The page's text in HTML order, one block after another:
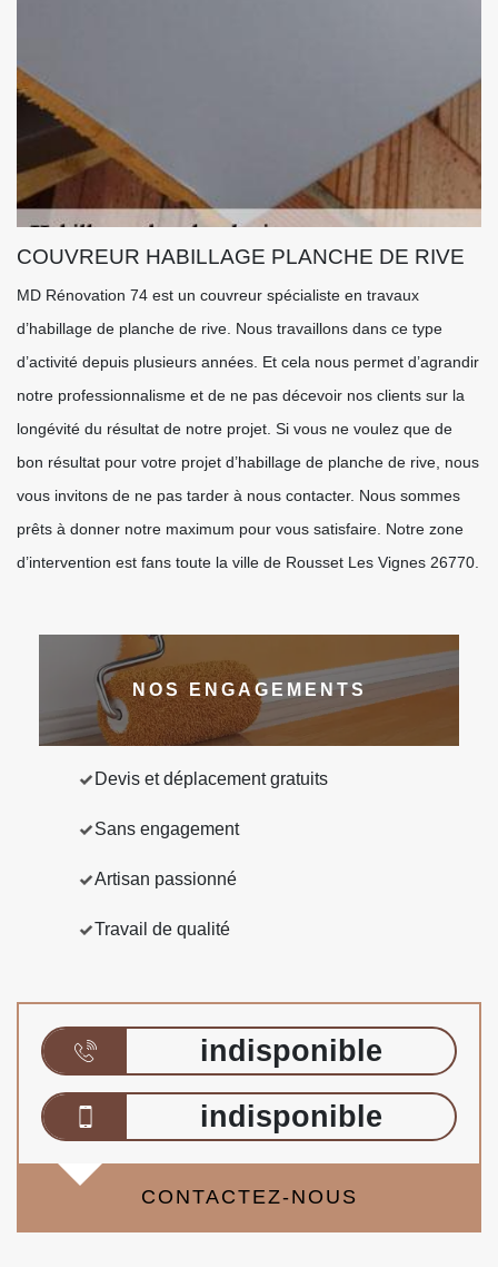
COUVREUR HABILLAGE PLANCHE DE RIVE
MD Rénovation 74 est un couvreur spécialiste en travaux
d’habillage de planche de rive. Nous travaillons dans ce type
d’activité depuis plusieurs années. Et cela nous permet d’agrandir
notre professionnalisme et de ne pas décevoir nos clients sur la
longévité du résultat de notre projet. Si vous ne voulez que de
bon résultat pour votre projet d’habillage de planche de rive, nous
vous invitons de ne pas tarder à nous contacter. Nous sommes
prêts à donner notre maximum pour vous satisfaire. Notre zone
d’intervention est fans toute la ville de Rousset Les Vignes 26770.
NOS ENGAGEMENTS
Devis et déplacement gratuits
Sans engagement
Artisan passionné
Travail de qualité
indisponible
indisponible
CONTACTEZ-NOUS